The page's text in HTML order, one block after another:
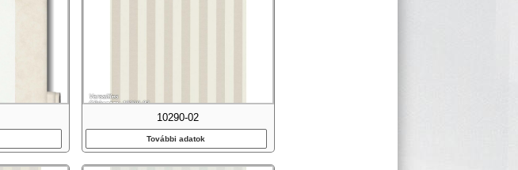
10290-02
További adatok